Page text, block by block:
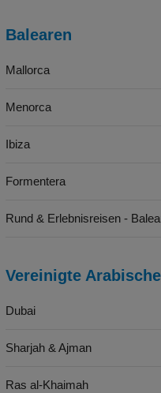
Balearen
Mallorca
Menorca
Ibiza
Formentera
Rund & Erlebnisreisen -
Vereinigte
Dubai
Sharjah & Ajman
Ras al-Khaimah